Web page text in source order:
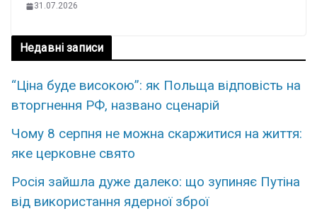
31.07.2026
Недавні записи
“Ціна буде високою”: як Польща відповість на
вторгнення РФ, названо сценарій
Чому 8 серпня не можна скаржитися на життя:
яке церковне свято
Росія зайшла дуже далеко: що зупиняє Путіна
від використання ядерної зброї